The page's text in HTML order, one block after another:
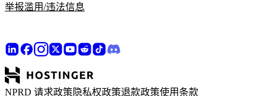
举报滥用/违法信息
NPRD 请求政策 隐私权政策退款政策使用条款